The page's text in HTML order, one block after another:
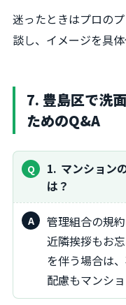
迷ったときはプロの
談し、イメージを具
7. 豊島区で洗
ためのQ&A
1 マンション
は？
管理組合の規約を必ず確認し、工事の届け出や
近隣挨拶もお
を伴う場合は
配慮もマンシ